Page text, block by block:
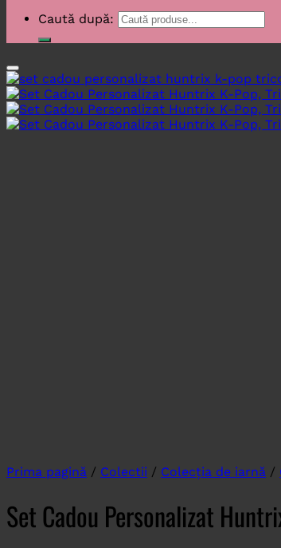
Caută după:
Prima pagină / Colectii / Colecția de iarnă /
Set Cadou Personalizat